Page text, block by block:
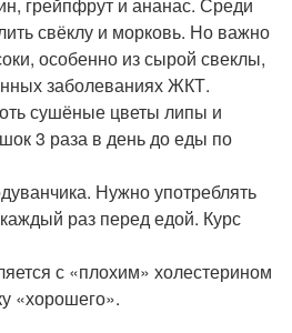
свёклу и морковь. Но важно
особенно из сырой свеклы,
заболеваниях ЖКТ.
сушёные цветы липы и
3 раза в день до еды по
Нужно употреблять
раз перед едой. Курс
с «плохим» холестерином
«хорошего».